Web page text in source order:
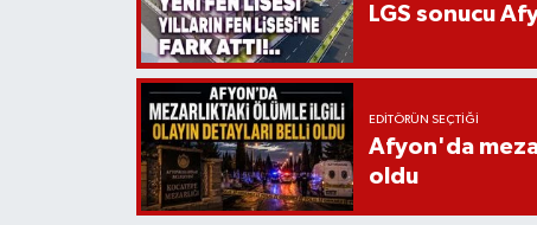
LGS sonucu
EDITÖRÜN SEÇTIĞI
Afyon'da
oldu